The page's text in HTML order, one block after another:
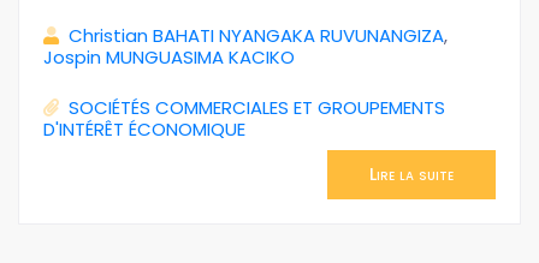
Christian BAHATI NYANGAKA RUVUNANGIZA,
Jospin MUNGUASIMA KACIKO
SOCIÉTÉS COMMERCIALES ET GROUPEMENTS
D'INTÉRÊT ÉCONOMIQUE
Lire la suite